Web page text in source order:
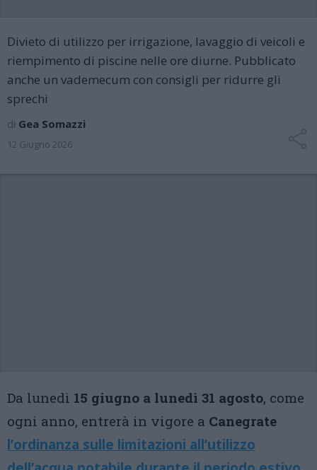
Divieto di utilizzo per irrigazione, lavaggio di veicoli e
riempimento di piscine nelle ore diurne. Pubblicato
anche un vademecum con consigli per ridurre gli
sprechi
di Gea Somazzi
12 Giugno 2026
Da lunedì 15 giugno a lunedì 31 agosto, come
ogni anno, entrerà in vigore a Canegrate
l’ordinanza sulle limitazioni all’utilizzo